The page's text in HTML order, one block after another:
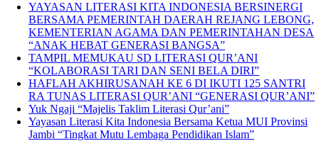
YAYASAN LITERASI KITA INDONESIA BERSINERGI
BERSAMA PEMERINTAH DAERAH REJANG LEBONG,
KEMENTERIAN AGAMA DAN PEMERINTAHAN DESA
“ANAK HEBAT GENERASI BANGSA”
TAMPIL MEMUKAU SD LITERASI QUR’ANI
“KOLABORASI TARI DAN SENI BELA DIRI”
HAFLAH AKHIRUSANAH KE 6 DI IKUTI 125 SANTRI
RA TUNAS LITERASI QUR’ANI “GENERASI QUR’ANI”
Yuk Ngaji “Majelis Taklim Literasi Qur’ani”
Yayasan Literasi Kita Indonesia Bersama Ketua MUI Provinsi
Jambi “Tingkat Mutu Lembaga Pendidikan Islam”